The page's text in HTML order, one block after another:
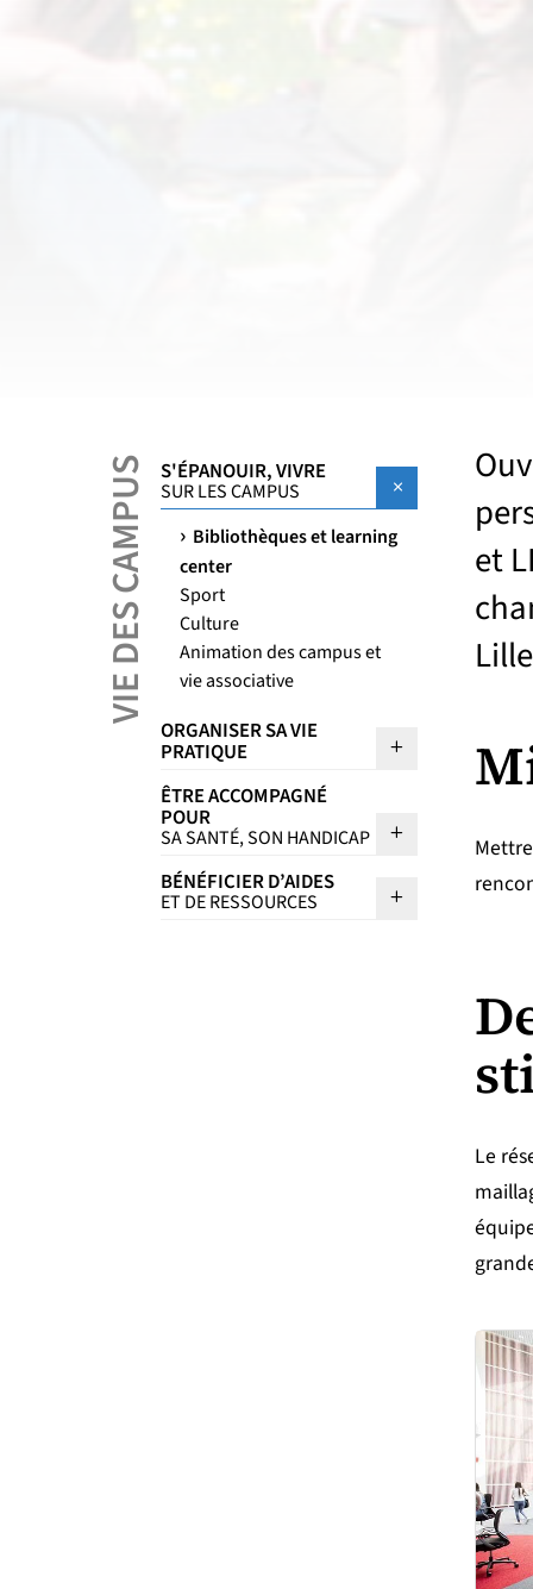
VIE DES CAMPUS S'ÉPANOUIR, VIVRE
SUR LES CAMPUS
Bibliothèques et learning
center
Sport
Culture
Animation des campus et
vie associative
ORGANISER SA VIE
PRATIQUE Sous
ÊTRE ACCOMPAGNÉ
POUR
SA SANTÉ, SON HANDICAP Sous
BÉNÉFICIER D’AIDES
ET DE RESSOURCES Sous
et
Le